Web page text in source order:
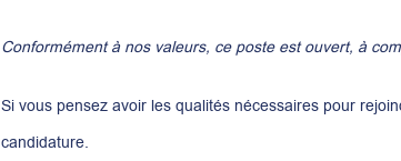
Conformément à nos valeurs, ce poste est ouvert, à
Si vous pensez avoir les qualités nécessaires pour
candidature.